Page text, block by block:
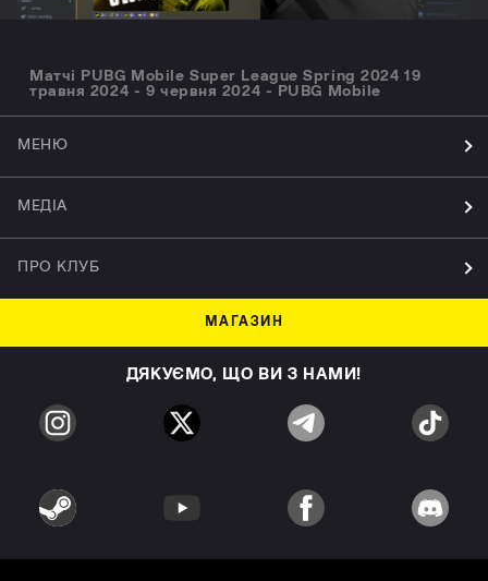
Матчі PUBG Mobile Super League Spring 2024 19
травня 2024 - 9 червня 2024 - PUBG Mobile
МЕНЮ
МЕДІА
ПРО КЛУБ
МАГАЗИН
ДЯКУЄМО, ЩО ВИ З НАМИ!